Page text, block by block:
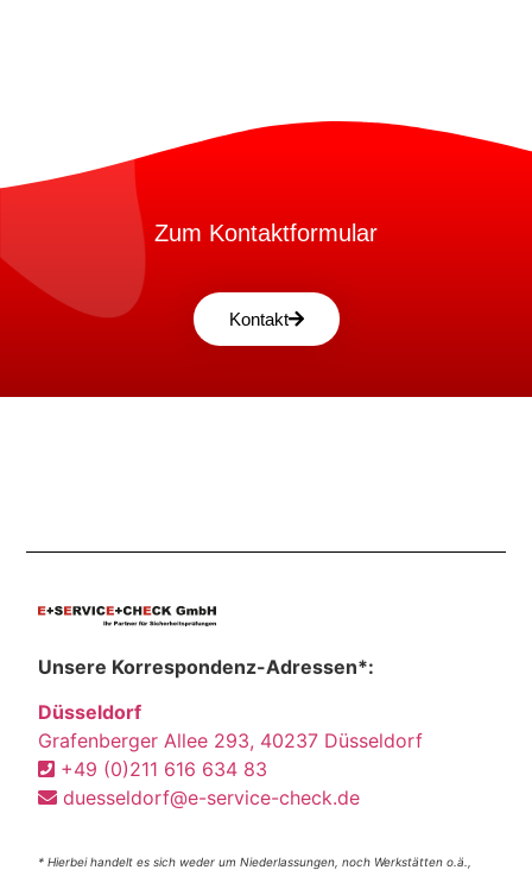
Zum Kontaktformular
Kontakt
Unsere Korrespondenz-Adressen*:
Düsseldorf
Grafenberger Allee 293, 40237 Düsseldorf
+49 (0)211 616 634 83
duesseldorf@e-service-check.de
* Hierbei handelt es sich weder um Niederlassungen, noch Werkstätten o.ä.,